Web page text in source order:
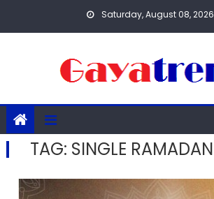
Saturday, August 08, 2026
TAG: SINGLE RAMADAN